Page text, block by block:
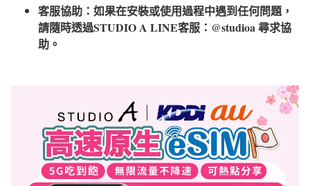
客服協助：如果在安裝或使用過程中遇到任何問題，
請隨時透過STUDIO A LINE客服：@studioa 尋求協
助。